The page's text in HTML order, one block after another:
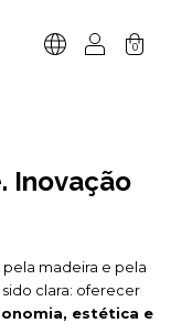
0
Inovação
pela madeira e pela
clara: oferecer
estética e